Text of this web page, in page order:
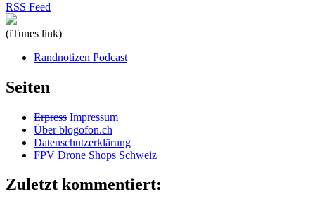
RSS Feed
(iTunes link)
Randnotizen Podcast
Seiten
Erpress Impressum
Über blogofon.ch
Datenschutzerklärung
FPV Drone Shops Schweiz
Zuletzt kommentiert: